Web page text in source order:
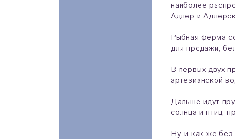
наиболее
Адлер и
Рыбная ферма
для продажи,
В первых двух
артезианской
Дальше идут
солнца и птиц,
Ну, и как же